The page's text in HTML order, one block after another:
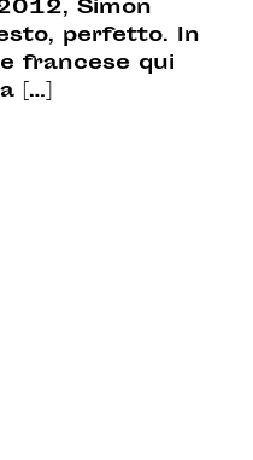
Simon
perfetto. In
francese qui
[…]